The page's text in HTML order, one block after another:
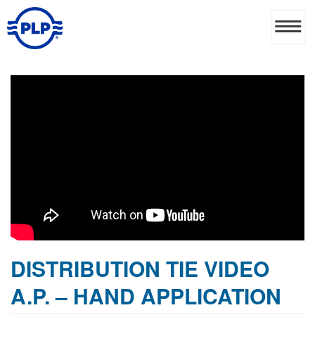
DISTRIBUTION TIE VIDEO
A.P. – HAND APPLICATION